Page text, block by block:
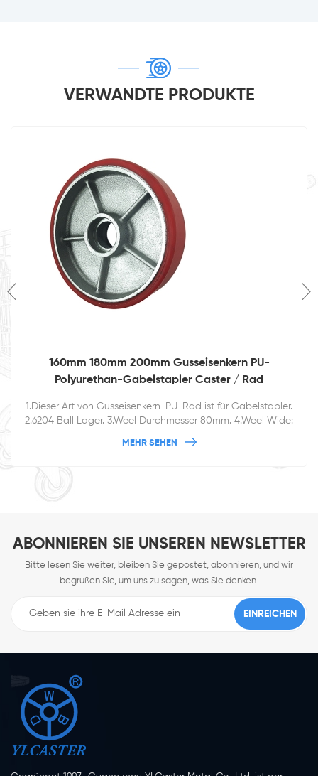
VERWANDTE PRODUKTE
160mm 180mm 200mm Gusseisenkern PU-
Polyurethan-Gabelstapler Caster / Rad
1.Dieser Art von Gusseisenkern-PU-Rad ist für Gabelstapler.
2.6204 Ball Lager. 3.Weel Durchmesser 80mm. 4.Weel Wide:
MEHR SEHEN
ABONNIEREN SIE UNSEREN NEWSLETTER
Bitte lesen Sie weiter, bleiben Sie gepostet, abonnieren, und wir
begrüßen Sie, um uns zu sagen, was Sie denken.